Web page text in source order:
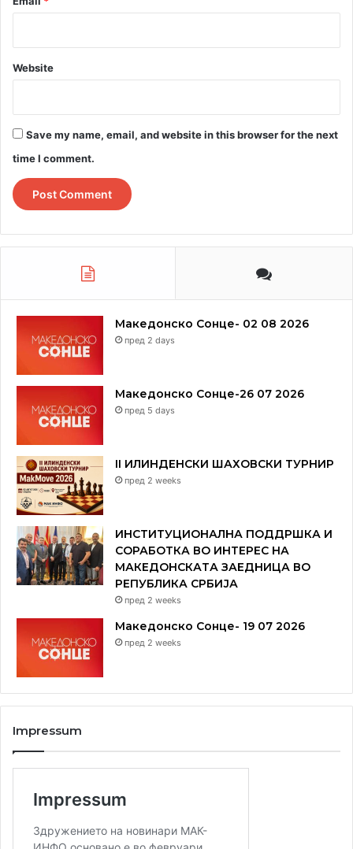
Website
Save my name, email, and website in this browser for the next
time I comment.
Македонско Сонце- 02 08 2026
пред 2 days
Македонско Сонце-26 07 2026
пред 5 days
II ИЛИНДЕНСКИ ШАХОВСКИ ТУРНИР
пред 2 weeks
ИНСТИТУЦИОНАЛНА ПОДДРШКА И
СОРАБОТКА ВО ИНТЕРЕС НА
МАКЕДОНСКАТА ЗАЕДНИЦА ВО
РЕПУБЛИКА СРБИЈА
пред 2 weeks
Македонско Сонце- 19 07 2026
пред 2 weeks
Impressum